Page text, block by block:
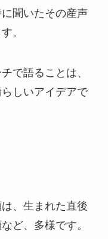
聞いたその産声
。
で語ることは、
しいアイデアで
、生まれた直後
ど、多様です。